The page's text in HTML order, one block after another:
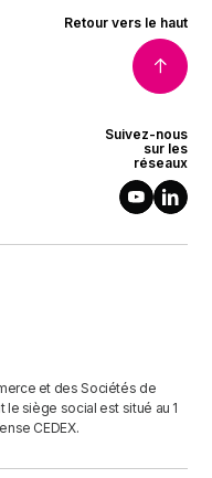
Retour vers le haut
Suivez-nous
sur les
réseaux
et des Sociétés de
le siège social est situé au 1
CEDEX.